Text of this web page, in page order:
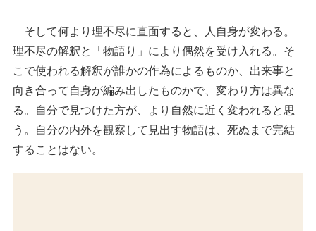
そして何より理不尽に直面すると、人自身が変わる。
理不尽の解釈と「物語り」により偶然を受け入れる。そ
こで使われる解釈が誰かの作為によるものか、出来事と
向き合って自身が編み出したものかで、変わり方は異な
る。自分で見つけた方が、より自然に近く変われると思
う。自分の内外を観察して見出す物語は、死ぬまで完結
することはない。